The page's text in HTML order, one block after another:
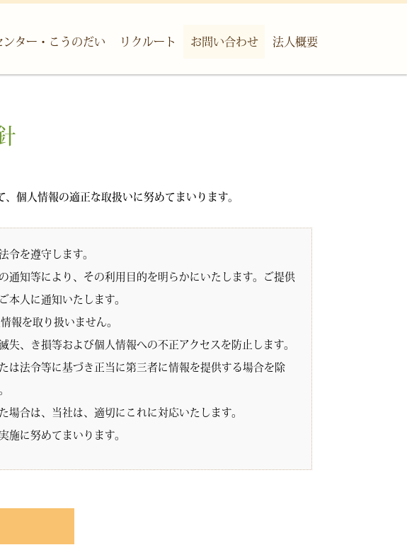
ンター・こうのだい リクルート お問い合わせ 法人概要
個人情報の適正な取扱いに努めてまいります。
令を遵守します。
通知等により、その利用目的を明らかにいたします。ご提供
本人に通知いたします。
報を取り扱いません。
、き損等および個人情報への不正アクセスを防止します。
は法令等に基づき正当に第三者に情報を提供する場合を除
合は、当社は、適切にこれに対応いたします。
施に努めてまいります。